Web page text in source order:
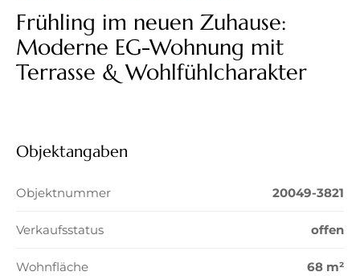
Frühling im neuen Zuhause:
Moderne EG-Wohnung mit
Terrasse & Wohlfühlcharakter
Objektangaben
Objektnummer 20049-3821
Verkaufsstatus offen
Wohnfläche 68 m²